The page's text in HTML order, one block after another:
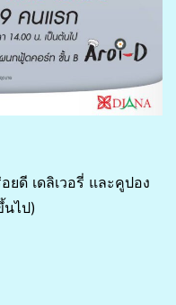
ดี เดลิเวอรี่ และคูปอง
ไป)